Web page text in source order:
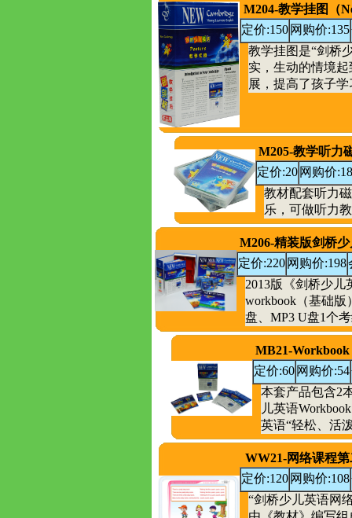
M204-教学挂图（
定价:150 网购价:135
教学挂图是“剑桥
实，生动的情境
展，提高了孩子
M205-教学听力
定价:20 网购价:18
教材配套听力
乐，可做听力
M206-精装版剑桥
定价:220 网购价:198
2013版《剑桥少儿
workbook（基础
盘、MP3 U盘1个
MB21-
定价:60 网购价:54
本套产品包含2
儿英语
英语“轻松、活
WW21-网络课程
定价:120 网购价:108
“剑桥少儿英语网